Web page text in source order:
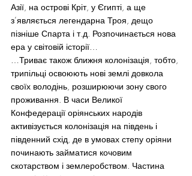
Азії, на острові Кріт, у Єгипті, а ще
з’являється легендарна Троя, дещо
пізніше Спарта і т.д. Розпочинається нова
ера у світовій історії…
…Триває також ближня колонізація, тобто,
трипільці освоюють нові землі довкола
своїх володінь, розширюючи зону свого
проживання. В часи Великої
Конфедерації оріянських народів
активізується колонізація на південь і
південний схід, де в умовах степу оріяни
починають займатися кочовим
скотарством і землеробством. Частина